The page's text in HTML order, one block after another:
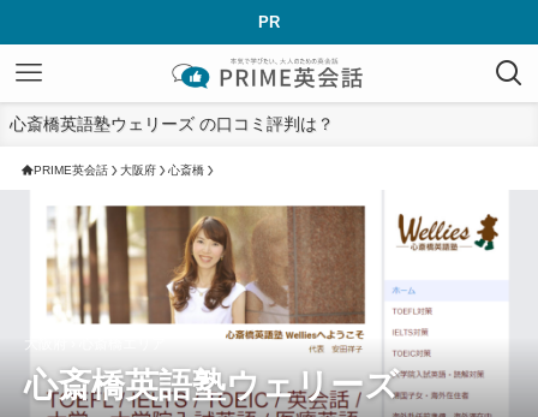
PR
心斎橋英語塾ウェリーズ の口コミ評判は？
PRIME英会話 大阪府 心斎橋
心斎橋英語塾ウェリーズ